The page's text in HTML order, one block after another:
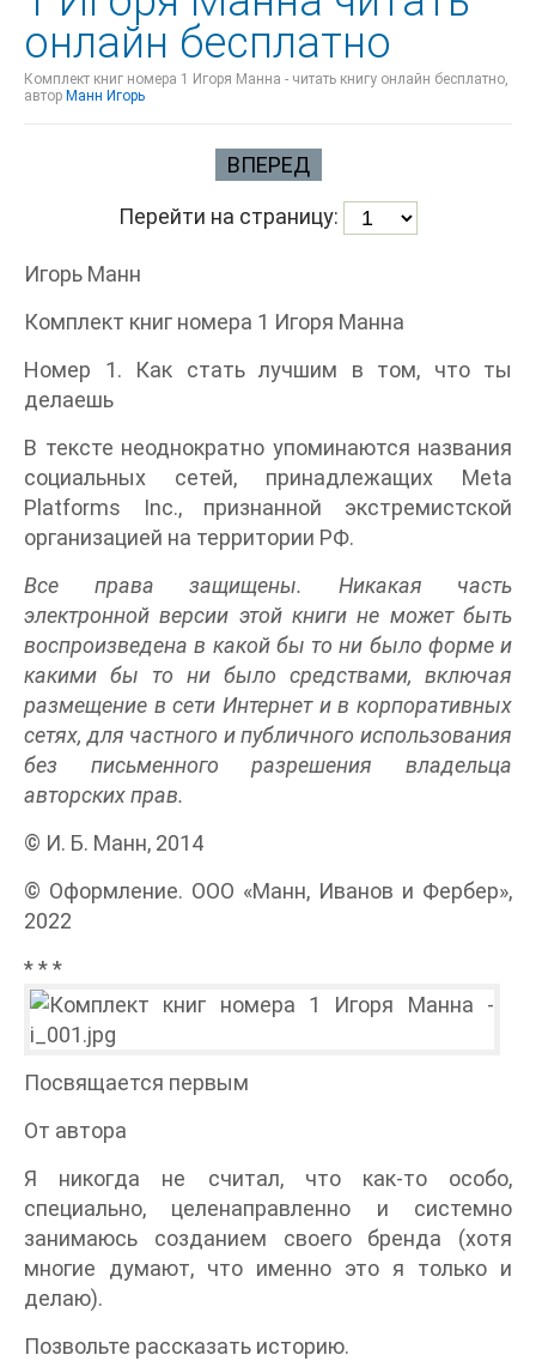
онлайн бесплатно
Комплект книг номера 1 Игоря Манна - читать книгу онлайн бесплатно,
автор Манн Игорь
ВПЕРЕД
Перейти на страницу:
Игорь Манн
Комплект книг номера 1 Игоря Манна
Номер 1. Как стать лучшим в том, что ты
делаешь
В тексте неоднократно упоминаются названия
социальных сетей, принадлежащих Meta
Platforms Inc., признанной экстремистской
организацией на территории РФ.
Все права защищены. Никакая часть
электронной версии этой книги не может быть
воспроизведена в какой бы то ни было форме и
какими бы то ни было средствами, включая
размещение в сети Интернет и в корпоративных
сетях, для частного и публичного использования
без письменного разрешения владельца
авторских прав.
© И. Б. Манн, 2014
© Оформление. ООО «Манн, Иванов и Фербер»,
2022
* * *
Посвящается первым
От автора
Я никогда не считал, что как-то особо,
специально, целенаправленно и системно
занимаюсь созданием своего бренда (хотя
многие думают, что именно это я только и
делаю).
Позвольте рассказать историю.